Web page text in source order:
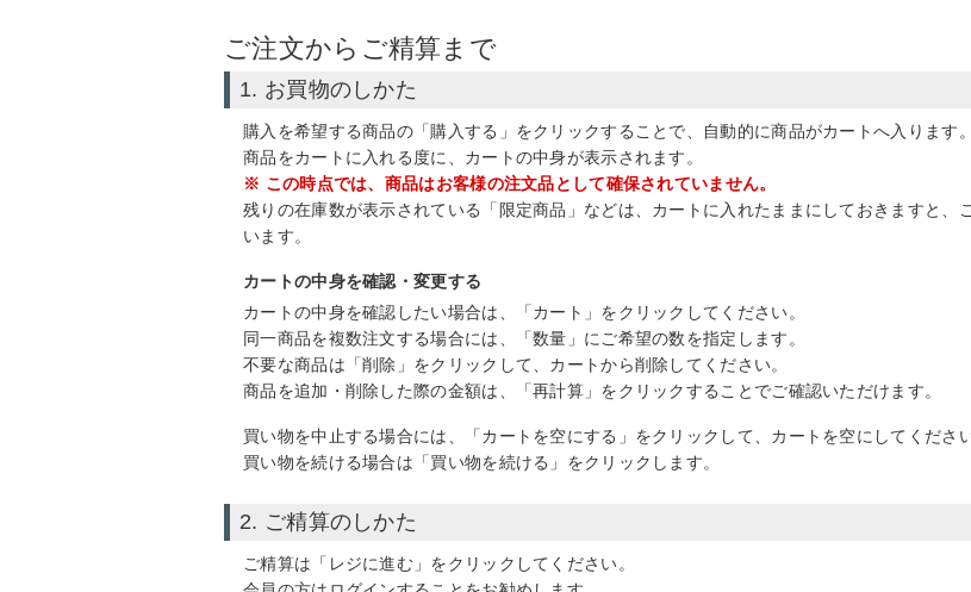
ご注文からご精算まで
1. お買物のしかた
購入を希望する商品の「購入する」をクリックすることで、自動的に商品がカートへ入ります。
商品をカートに入れる度に、カートの中身が表示されます。
※ この時点では、商品はお客様の注文品として確保されていません。
残りの在庫数が表示されている「限定商品」などは、カートに入れたままにしておきますと、
います。
カートの中身を確認・変更する
カートの中身を確認したい場合は、「カート」をクリックしてください。
同一商品を複数注文する場合には、「数量」にご希望の数を指定します。
不要な商品は「削除」をクリックして、カートから削除してください。
商品を追加・削除した際の金額は、「再計算」をクリックすることでご確認いただけます。
買い物を中止する場合には、「カートを空にする」をクリックして、カートを空にしてください
買い物を続ける場合は「買い物を続ける」をクリックします。
2. ご精算のしかた
ご精算は「レジに進む」をクリックしてください。